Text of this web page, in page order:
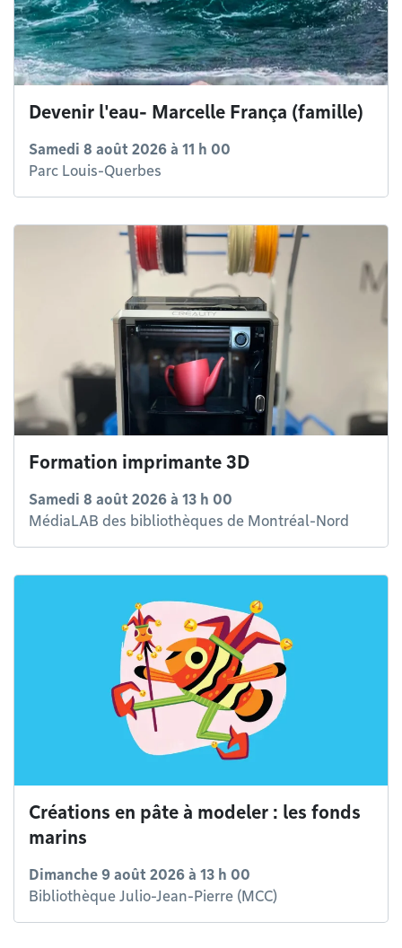
Devenir l'eau- Marcelle França (famille)
Samedi 8 août 2026 à 11 h 00
Parc Louis-Querbes
Formation imprimante 3D
Samedi 8 août 2026 à 13 h 00
MédiaLAB des bibliothèques de Montréal-Nord
Créations en pâte à modeler : les fonds
marins
Dimanche 9 août 2026 à 13 h 00
Bibliothèque Julio-Jean-Pierre (MCC)